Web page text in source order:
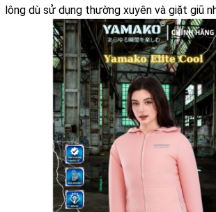
lông dù sử dụng thường xuyên và giặt giũ